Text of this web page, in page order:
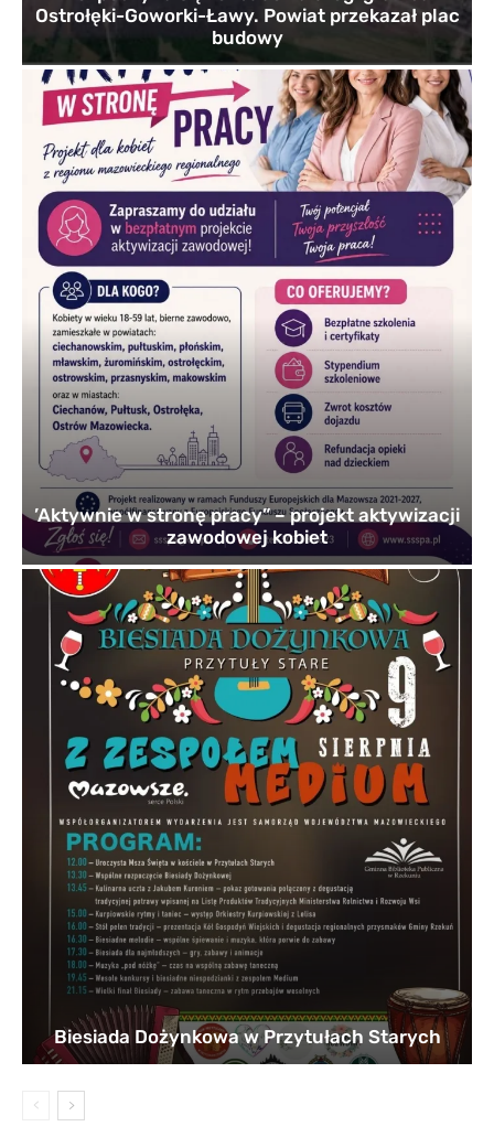
Ostrołęki-Goworki-Ławy. Powiat przekazał plac
budowy
’Aktywnie w stronę pracy” – projekt aktywizacji
zawodowej kobiet
Biesiada Dożynkowa w Przytułach Starych